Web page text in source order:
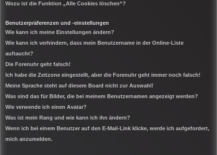
Wozu ist die Funktion „Alle Cookies löschen“?
Benutzerpräferenzen und -einstellungen
Wie kann ich meine Einstellungen ändern?
Wie kann ich verhindern, dass mein Benutzername in der Online-Liste
auftaucht?
Die Forenuhr geht falsch!
Ich habe die Zeitzone eingestellt, aber die Forenuhr geht immer noch falsch!
Meine Sprache steht auf diesem Board nicht zur Auswahl!
Was sind das für Bilder, die bei meinem Benutzernamen angezeigt werden?
Wie verwende ich einen Avatar?
Was ist mein Rang und wie kann ich ihn ändern?
Wenn ich bei einem Benutzer auf den E-Mail-Link klicke, werde ich aufgefordert,
mich anzumelden.